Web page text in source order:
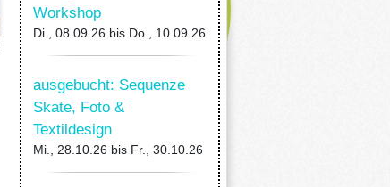
Workshop
Di., 08.09.26 bis Do., 10.09.26
ausgebucht: Sequenze
Skate, Foto &
Textildesign
Mi., 28.10.26 bis Fr., 30.10.26